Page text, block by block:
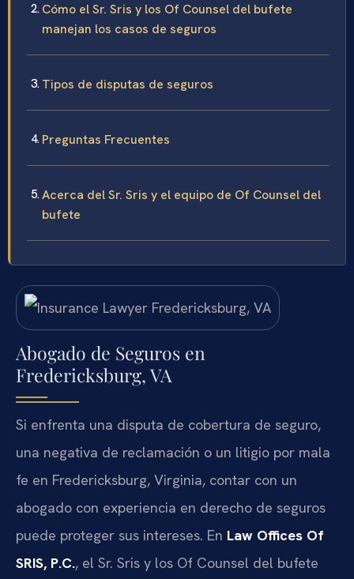
Cómo el Sr. Sris y los Of Counsel del bufete
manejan los casos de seguros
Tipos de disputas de seguros
Preguntas Frecuentes
Acerca del Sr. Sris y el equipo de Of Counsel del
bufete
Abogado de Seguros en
Fredericksburg, VA
Si enfrenta una disputa de cobertura de seguro,
una negativa de reclamación o un litigio por mala
fe en Fredericksburg, Virginia, contar con un
abogado con experiencia en derecho de seguros
puede proteger sus intereses. En Law Offices Of
SRIS, P.C., el Sr. Sris y los Of Counsel del bufete